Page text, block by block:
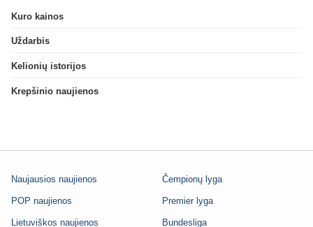
Kuro kainos
Uždarbis
Kelionių istorijos
Krepšinio naujienos
Naujausios naujienos
POP naujienos
Lietuviškos naujienos
Čempionų lyga
Premier lyga
Bundesliga